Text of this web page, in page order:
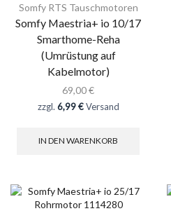
Somfy RTS Tauschmotoren
Somfy Maestria+ io 10/17
Smarthome-Reha
(Umrüstung auf
Kabelmotor)
69,00€
zzgl. 6,99 €Versand
IN DEN WARENKORB